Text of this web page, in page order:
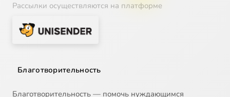
Рассылки осуществляются на платформе
Благотворительность
Благотворительность — помочь нуждающимся